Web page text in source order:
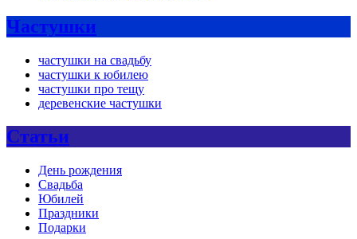
Частушки
частушки на свадьбу
частушки к юбилею
частушки про тещу
деревенские частушки
Статьи
День рождения
Свадьба
Юбилей
Праздники
Подарки